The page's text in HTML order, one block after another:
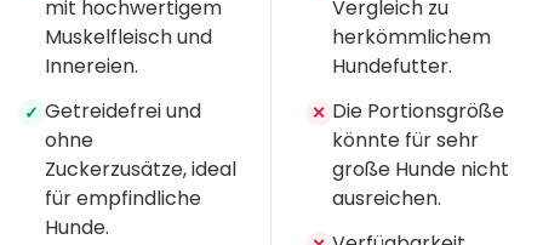
mit hochwertigem
Muskelfleisch und
Innereien.
✓ Getreidefrei und
ohne
Zuckerzusätze, ideal
für empfindliche
Hunde.
Vergleich zu
herkömmlichem
Hundefutter.
✕ Die Portionsgröße
könnte für sehr
große Hunde nicht
ausreichen.